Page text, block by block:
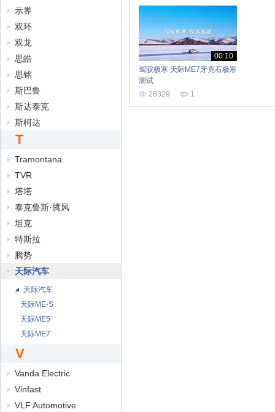
示界
双环
双龙
思皓
思铭
斯巴鲁
斯达泰克
斯柯达
T
Tramontana
TVR
塔塔
泰克鲁斯·腾风
坦克
特斯拉
腾势
天际汽车
天际汽车
天际ME-S
天际ME5
天际ME7
V
Vanda Electric
Vinfast
VLF Automotive
00:10
驾驭极寒 天际ME7牙克石极寒
测试
28329
1